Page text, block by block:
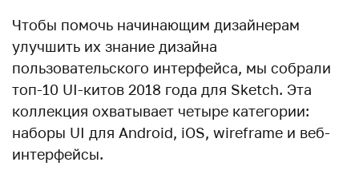
Чтобы помочь начинающим дизайнерам
улучшить их знание дизайна
пользовательского интерфейса, мы собрали
топ-10 UI-китов 2018 года для Sketch. Эта
коллекция охватывает четыре категории:
наборы UI для Android, iOS, wireframe и веб-
интерфейсы.